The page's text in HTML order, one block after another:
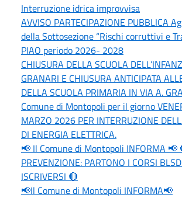
Interruzione idrica improvvisa
AVVISO PARTECIPAZIONE PUBBLICA
della Sottosezione “Rischi corruttivi e
PIAO periodo 2026- 2028
CHIUSURA DELLA SCUOLA
GRANARI E CHIUSURA ANTICIPATA
DELLA SCUOLA PRIMARIA IN VIA A.
Comune di Montopoli per il giorno
MARZO 2026 PER INTERRUZIONE
DI ENERGIA ELETTRICA.
📢 Il Comune di Montopoli INFORMA 📢
PREVENZIONE: PARTONO I CORSI
ISCRIVERSI 🔴
📢Il Comune di Montopoli INFORMA📢